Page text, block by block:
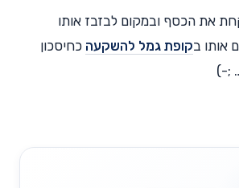
את הכסף ובמקום לבזבז אותו
אותו בקופת גמל להשקעה כחיסכון
;-)